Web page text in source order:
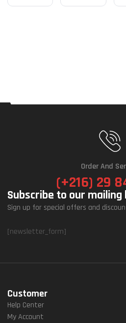
Order And
(+216) 29
Subscribe to our mailing
Sign up for special offers and
[newsletter_form]
Customer
Help Center
My Account